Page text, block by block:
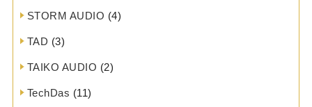
STORM AUDIO (4)
TAD (3)
TAIKO AUDIO (2)
TechDas (11)